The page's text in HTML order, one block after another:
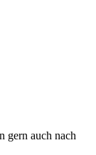
gern auch nach